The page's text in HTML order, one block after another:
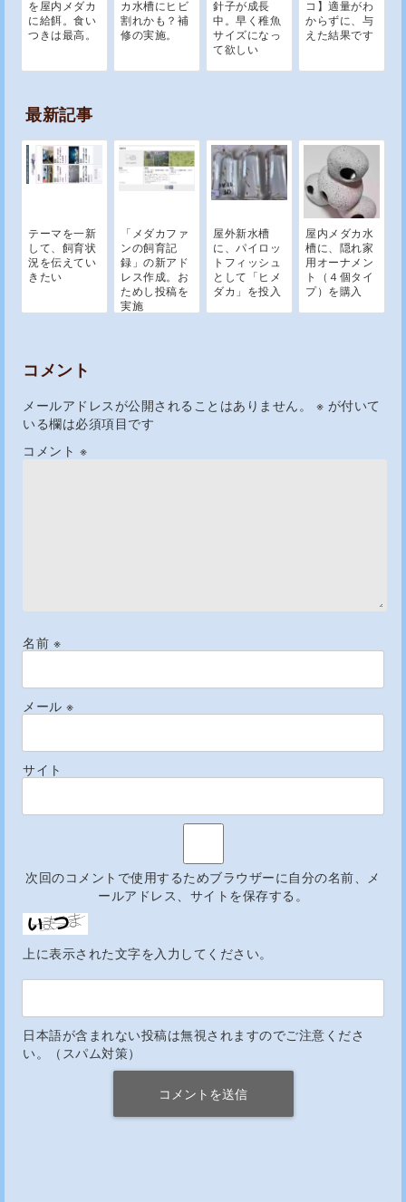
を屋内メダカ
に給餌。食い
つきは最高。
カ水槽にヒビ
割れかも？補
修の実施。
針子が成長
中。早く稚魚
サイズになっ
て欲しい
コ】適量がわ
からずに、与
えた結果です
最新記事
テーマを一新
して、飼育状
況を伝えてい
きたい
「メダカファ
ンの飼育記
録」の新アド
レス作成。お
ためし投稿を
実施
屋外新水槽
に、パイロッ
トフィッシュ
として「ヒメ
ダカ」を投入
屋内メダカ水
槽に、隠れ家
用オーナメン
ト（４個タイ
プ）を購入
コメント
メールアドレスが公開されることはありません。 ※ が付いて
いる欄は必須項目です
コメント ※
名前 ※
メール ※
サイト
次回のコメントで使用するためブラウザーに自分の名前、メ
ールアドレス、サイトを保存する。
上に表示された文字を入力してください。
日本語が含まれない投稿は無視されますのでご注意くださ
い。（スパム対策）